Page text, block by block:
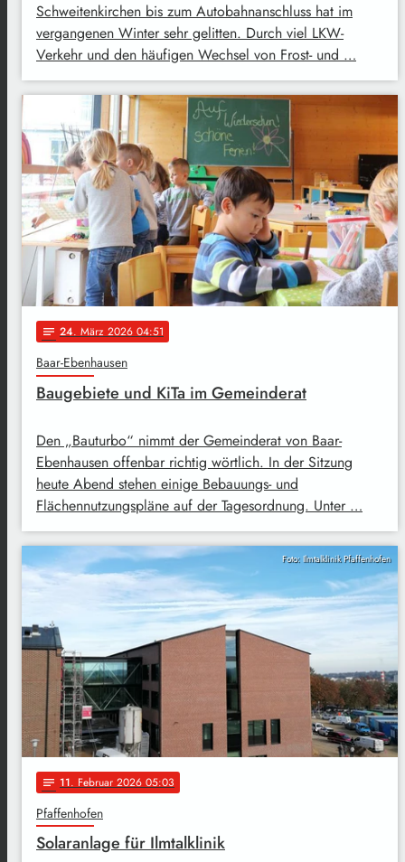
Schweitenkirchen bis zum Autobahnanschluss hat im
vergangenen Winter sehr gelitten. Durch viel LKW-
Verkehr und den häufigen Wechsel von Frost- und …
notes 24. März 2026 04:51
Baar-Ebenhausen
Baugebiete und KiTa im Gemeinderat
Den „Bauturbo“ nimmt der Gemeinderat von Baar-
Ebenhausen offenbar richtig wörtlich. In der Sitzung
heute Abend stehen einige Bebauungs- und
Flächennutzungspläne auf der Tagesordnung. Unter …
Foto: Ilmtalklinik Pfaffenhofen
notes 11. Februar 2026 05:03
Pfaffenhofen
Solaranlage für Ilmtalklinik